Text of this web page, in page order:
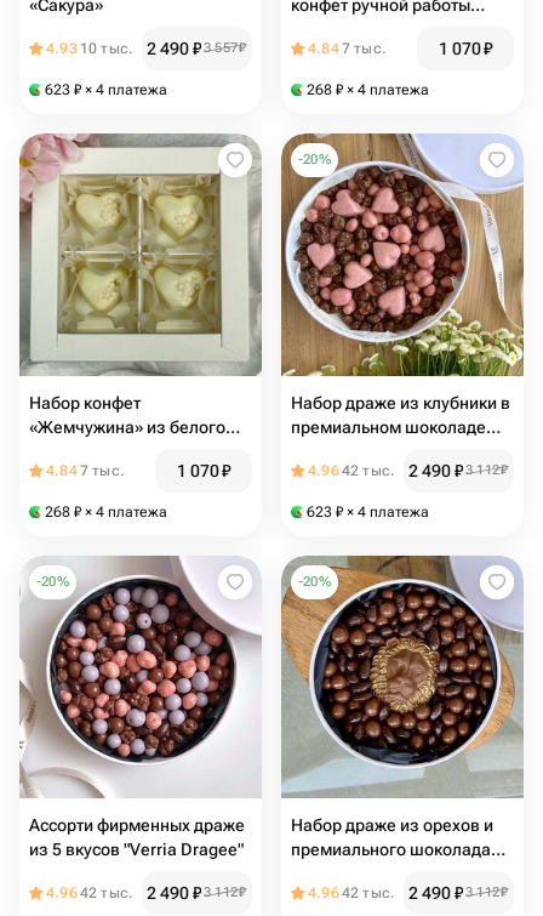
«Сакура»
4.93 10 тыс. 2 490₽3 557₽
623 ₽ × 4 платежа
конфет ручной работы
4.847 тыс. 1 070₽
268 ₽ × 4 платежа
Набор конфет
«Жемчужина» из белого
шт ручной работы
4.847 тыс. 1 070₽
268 ₽ × 4 платежа
-20%
Набор драже из клубники в
премиальном шоколаде
4.9642 тыс. 2 490₽3 112₽
623 ₽ × 4 платежа
-20%
Ассорти фирменных драже
из 5 вкусов "Verria Dragee"
4.9642 тыс. 2 490₽3 112₽
-20%
Набор драже из орехов и
премиального шоколада
4.9642 тыс. 2 490₽3 112₽